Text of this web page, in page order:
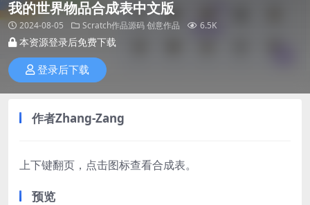
我的世界物品合成表中文版
2024-08-05 Scratch作品源码创意作品 6.5K
本资源登录后免费下载
登录后下载
作者Zhang-Zang
上下键翻页，点击图标查看合成表。
预览